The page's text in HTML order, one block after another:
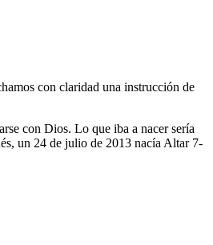
con claridad una instrucción de
con Dios. Lo que iba a nacer sería
un 24 de julio de 2013 nacía Altar 7-